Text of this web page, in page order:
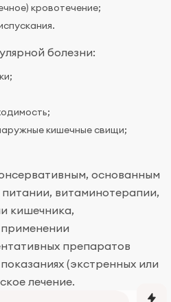
кровотечение;
болезни:
кишечные свищи;
основанным
витаминотерапии,
кишечника,
препаратов
(экстренных или
лечение.